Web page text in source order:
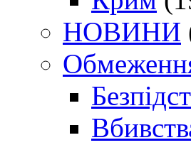
НОВИНИ